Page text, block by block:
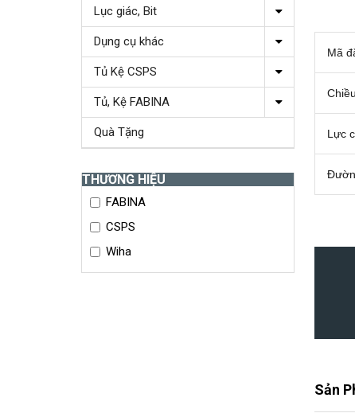
Lục giác, Bit
Dụng cụ khác
Tủ Kệ CSPS
Tủ, Kệ FABINA
Quà Tặng
THƯƠNG HIỆU
FABINA
CSPS
Wiha
Mã
Lực
Sản